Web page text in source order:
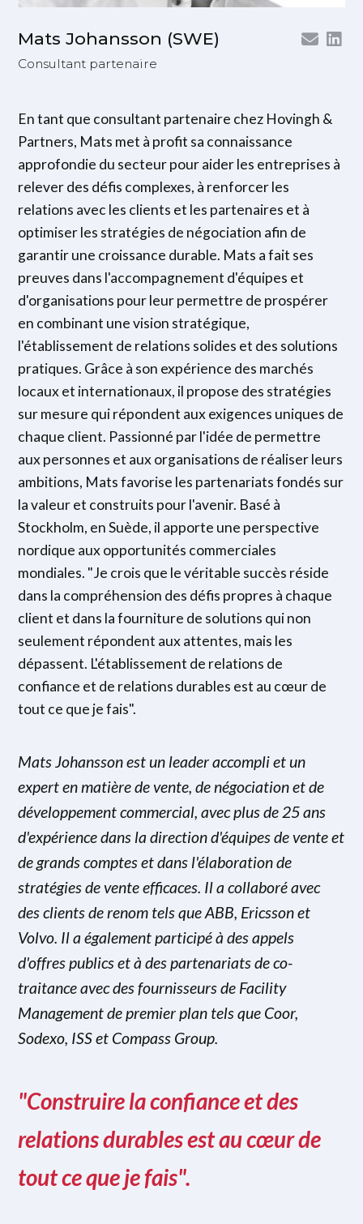
Mats Johansson (SWE)
Consultant partenaire
En tant que consultant partenaire chez Hovingh &
Partners, Mats met à profit sa connaissance
approfondie du secteur pour aider les entreprises à
relever des défis complexes, à renforcer les
relations avec les clients et les partenaires et à
optimiser les stratégies de négociation afin de
garantir une croissance durable. Mats a fait ses
preuves dans l'accompagnement d'équipes et
d'organisations pour leur permettre de prospérer
en combinant une vision stratégique,
l'établissement de relations solides et des solutions
pratiques. Grâce à son expérience des marchés
locaux et internationaux, il propose des stratégies
sur mesure qui répondent aux exigences uniques de
chaque client. Passionné par l'idée de permettre
aux personnes et aux organisations de réaliser leurs
ambitions, Mats favorise les partenariats fondés sur
la valeur et construits pour l'avenir. Basé à
Stockholm, en Suède, il apporte une perspective
nordique aux opportunités commerciales
mondiales. "Je crois que le véritable succès réside
dans la compréhension des défis propres à chaque
client et dans la fourniture de solutions qui non
seulement répondent aux attentes, mais les
dépassent. L'établissement de relations de
confiance et de relations durables est au cœur de
tout ce que je fais".
Mats Johansson est un leader accompli et un
expert en matière de vente, de négociation et de
développement commercial, avec plus de 25 ans
d'expérience dans la direction d'équipes de vente et
de grands comptes et dans l'élaboration de
stratégies de vente efficaces. Il a collaboré avec
des clients de renom tels que ABB, Ericsson et
Volvo. Il a également participé à des appels
d'offres publics et à des partenariats de co-
traitance avec des fournisseurs de Facility
Management de premier plan tels que Coor,
Sodexo, ISS et Compass Group.
"Construire la confiance et des
relations durables est au cœur de
tout ce que je fais".